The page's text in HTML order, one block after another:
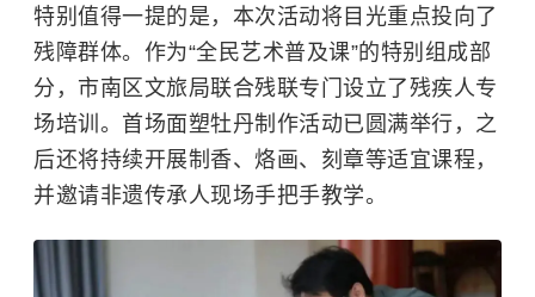
特别值得一提的是，本次活动将目光重点投向了
残障群体。作为“全民艺术普及课”的特别组成部
分，市南区文旅局联合残联专门设立了残疾人专
场培训。首场面塑牡丹制作活动已圆满举行，之
后还将持续开展制香、烙画、刻章等适宜课程，
并邀请非遗传承人现场手把手教学。